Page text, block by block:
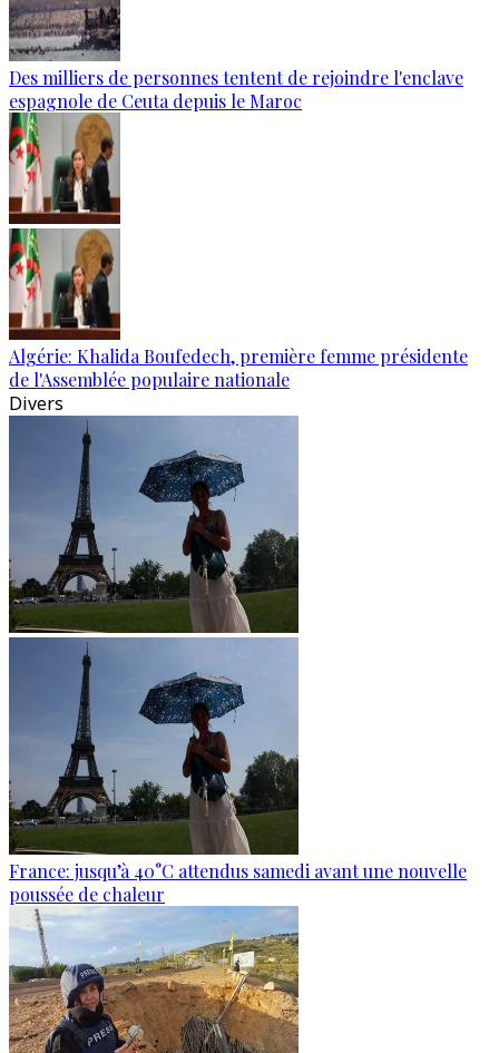
Des milliers de personnes tentent de rejoindre l'enclave
espagnole de Ceuta depuis le Maroc
Algérie: Khalida Boufedech, première femme présidente
de l'Assemblée populaire nationale
Divers
France: jusqu’à 40°C attendus samedi avant une nouvelle
poussée de chaleur